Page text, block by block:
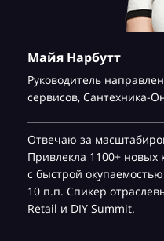
Майя Нарбутт
Руководитель
сервисов, Сантехника-
Отвечаю за
Привлекла 1100+ новых
с быстрой
10 п.п. Спикер
Retail и DIY Summit.